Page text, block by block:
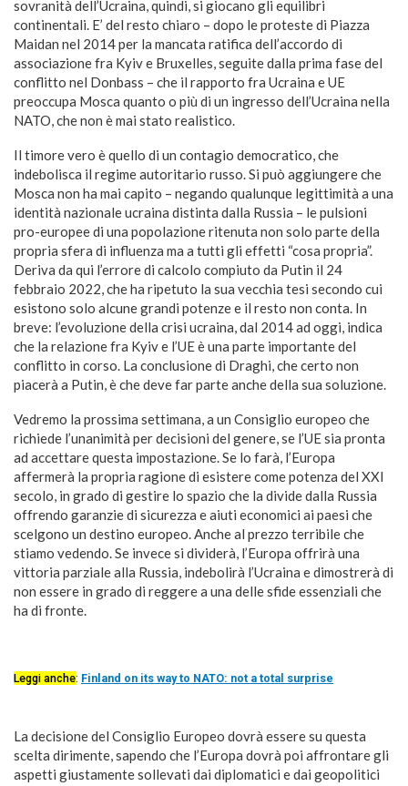
sovranità dell’Ucraina, quindi, si giocano gli equilibri
continentali. E’ del resto chiaro – dopo le proteste di Piazza
Maidan nel 2014 per la mancata ratifica dell’accordo di
associazione fra Kyiv e Bruxelles, seguite dalla prima fase del
conflitto nel Donbass – che il rapporto fra Ucraina e UE
preoccupa Mosca quanto o più di un ingresso dell’Ucraina nella
NATO, che non è mai stato realistico.
Il timore vero è quello di un contagio democratico, che
indebolisca il regime autoritario russo. Si può aggiungere che
Mosca non ha mai capito – negando qualunque legittimità a una
identità nazionale ucraina distinta dalla Russia – le pulsioni
pro-europee di una popolazione ritenuta non solo parte della
propria sfera di influenza ma a tutti gli effetti “cosa propria”.
Deriva da qui l’errore di calcolo compiuto da Putin il 24
febbraio 2022, che ha ripetuto la sua vecchia tesi secondo cui
esistono solo alcune grandi potenze e il resto non conta. In
breve: l’evoluzione della crisi ucraina, dal 2014 ad oggi, indica
che la relazione fra Kyiv e l’UE è una parte importante del
conflitto in corso. La conclusione di Draghi, che certo non
piacerà a Putin, è che deve far parte anche della sua soluzione.
Vedremo la prossima settimana, a un Consiglio europeo che
richiede l’unanimità per decisioni del genere, se l’UE sia pronta
ad accettare questa impostazione. Se lo farà, l’Europa
affermerà la propria ragione di esistere come potenza del XXI
secolo, in grado di gestire lo spazio che la divide dalla Russia
offrendo garanzie di sicurezza e aiuti economici ai paesi che
scelgono un destino europeo. Anche al prezzo terribile che
stiamo vedendo. Se invece si dividerà, l’Europa offrirà una
vittoria parziale alla Russia, indebolirà l’Ucraina e dimostrerà di
non essere in grado di reggere a una delle sfide essenziali che
ha di fronte.
Leggi anche: Finland on its way to NATO: not a total surprise
La decisione del Consiglio Europeo dovrà essere su questa
scelta dirimente, sapendo che l’Europa dovrà poi affrontare gli
aspetti giustamente sollevati dai diplomatici e dai geopolitici